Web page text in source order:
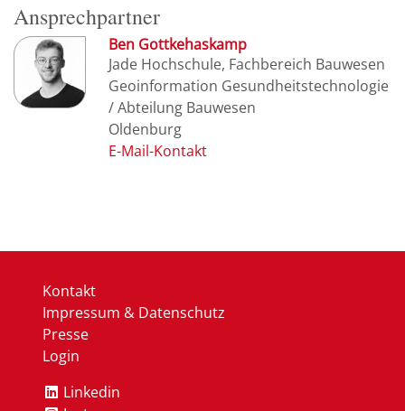
Ansprechpartner
Ben Gottkehaskamp
Jade Hochschule, Fachbereich Bauwesen
Geoinformation Gesundheitstechnologie
/ Abteilung Bauwesen
Oldenburg
Kontakt
Impressum & Datenschutz
Presse
Login
Linkedin